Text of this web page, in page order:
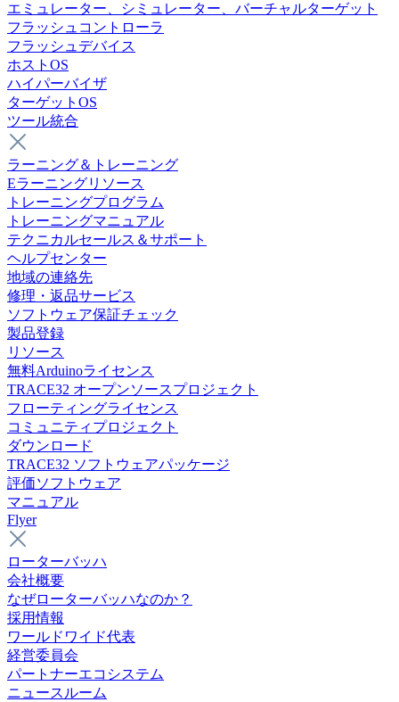
エミュレーター、シミュレーター、バーチャルターゲット
フラッシュコントローラ
フラッシュデバイス
ホストOS
ハイパーバイザ
ターゲットOS
ツール統合
ラーニング＆トレーニング
Eラーニングリソース
トレーニングプログラム
トレーニングマニュアル
テクニカルセールス＆サポート
ヘルプセンター
地域の連絡先
修理・返品サービス
ソフトウェア保証チェック
製品登録
リソース
無料Arduinoライセンス
TRACE32 オープンソースプロジェクト
フローティングライセンス
コミュニティプロジェクト
ダウンロード
TRACE32 ソフトウェアパッケージ
評価ソフトウェア
マニュアル
Flyer
ローターバッハ
会社概要
なぜローターバッハなのか？
採用情報
ワールドワイド代表
経営委員会
パートナーエコシステム
ニュースルーム